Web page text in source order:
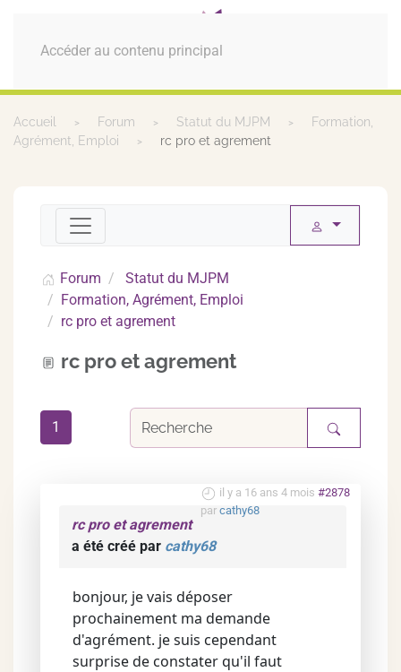
Accéder au contenu principal
MENU
Accueil Forum Statut du MJPM
Formation,
Agrément, Emploi
rc pro et agrement
Forum
Statut du MJPM
Formation, Agrément, Emploi
rc pro et agrement
rc pro et agrement
1
il y a 16 ans 4 mois #2878
par cathy68
rc pro et agrement
a été créé par cathy68
bonjour, je vais déposer
prochainement ma demande
d'agrément. je suis cependant
surprise de constater qu'il faut